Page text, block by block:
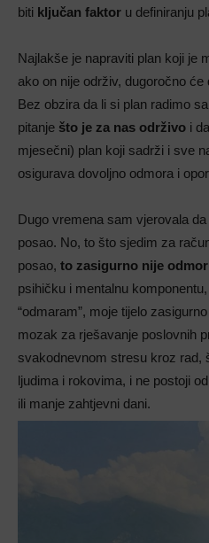
biti ključan faktor u definiranju
Najlakše je napraviti plan koji je
ako on nije održiv, dugoročno
Bez obzira da li si plan radimo
pitanje što je za nas održivo i
mjesečni) plan koji sadrži i sve
osigurava dovoljno odmora i
Dugo vremena sam vjerovala
posao. No, to što sjedim za
posao, to zasigurno nije odmor
psihičku i mentalnu
“odmaram”, moje tijelo
mozak za rješavanje poslovnih
svakodnevnom stresu kroz rad,
ljudima i rokovima, i ne postoji
ili manje zahtjevni dani.